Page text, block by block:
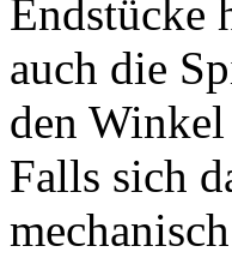
Endstücke
auch die
den
Falls sich